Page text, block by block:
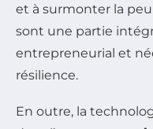
et à surmonter la
sont une partie
entrepreneurial et
résilience.
En outre, la